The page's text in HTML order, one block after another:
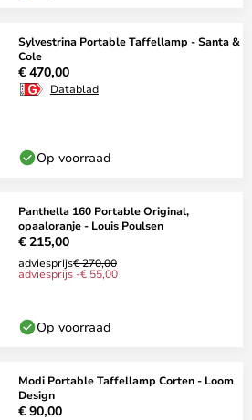
Sylvestrina Portable Taffellamp - Santa &
Cole
€ 470,00
Datablad
Op voorraad
Panthella 160 Portable Original,
opaaloranje - Louis Poulsen
€ 215,00
adviesprijs€ 270,00
adviesprijs -€ 55,00
Op voorraad
Modi Portable Taffellamp Corten - Loom
Design
€ 90,00